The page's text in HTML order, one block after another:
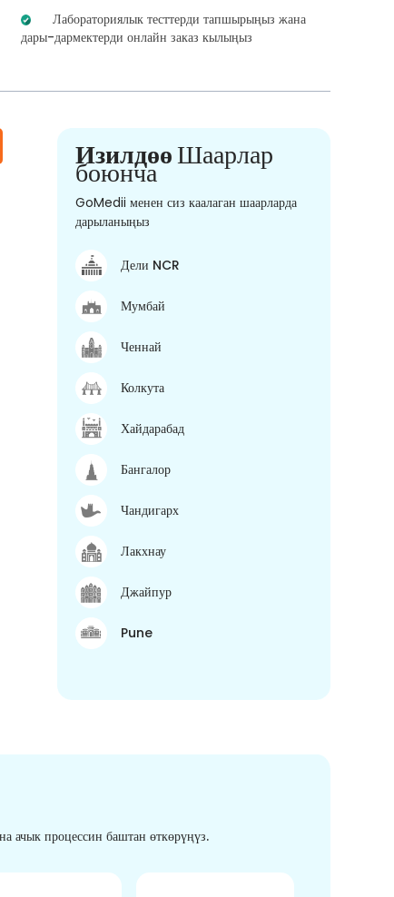
Лабораториялык тесттерди тапшырыңыз жана
дары-дармектерди онлайн заказ кылыңыз
ИзилдөөШаарлар
боюнча
GoMedii менен сиз каалаган шаарларда
дарыланыңыз
Дели NCR
Мумбай
Ченнай
Колкута
Хайдарабад
Бангалор
Чандигарх
Лакхнау
Джайпур
Pune
ачык процессин баштан өткөрүңүз.